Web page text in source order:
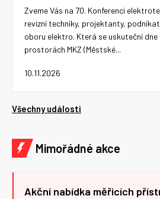
10.11.2026
Zveme Vás na 70. Konferenci
revizní techniky, projektanty,
oboru elektro. Která se uskuteční
prostorách MKZ (Městské...
Všechny události
Mimořádné akce
Akční nabídka měřicích